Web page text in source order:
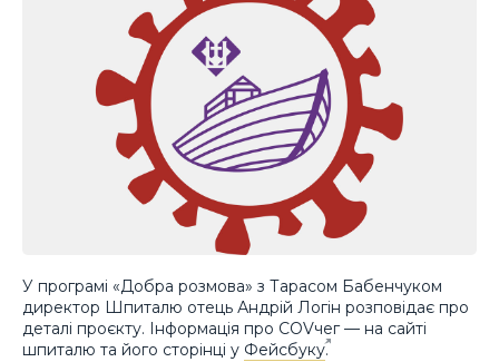
У програмі «Добра розмова» з Тарасом Бабенчуком
директор Шпиталю отець Андрій Логін розповідає про
деталі проєкту. Інформація про COVчег — на сайті
шпиталю та його сторінці у Фейсбуку.